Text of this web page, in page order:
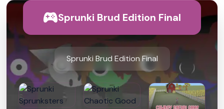
Sprunki Brud Edition Final
Sprunki Brud Edition Final